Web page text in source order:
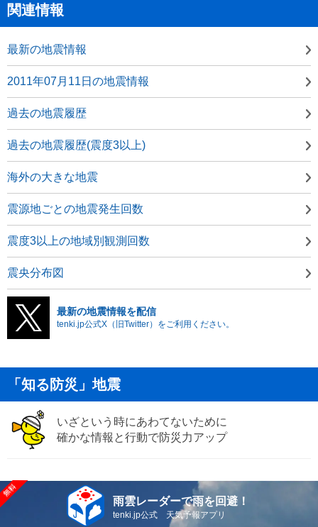
関連情報
最新の地震情報
2011年07月11日の地震情報
過去の地震履歴
過去の地震履歴(震度3以上)
海外の大きな地震
震源地ごとの地震発生回数
震度3以上の地域別観測回数
震央分布図
最新の地震情報を配信
tenki.jp公式X（旧Twitter）をご利用ください。
「知る防災」地震
いざという時にあわてないために
確かな情報と行動で防災力アップ
雨雲レーダーで雨を回避！
tenki.jp公式 天気予報アプリ